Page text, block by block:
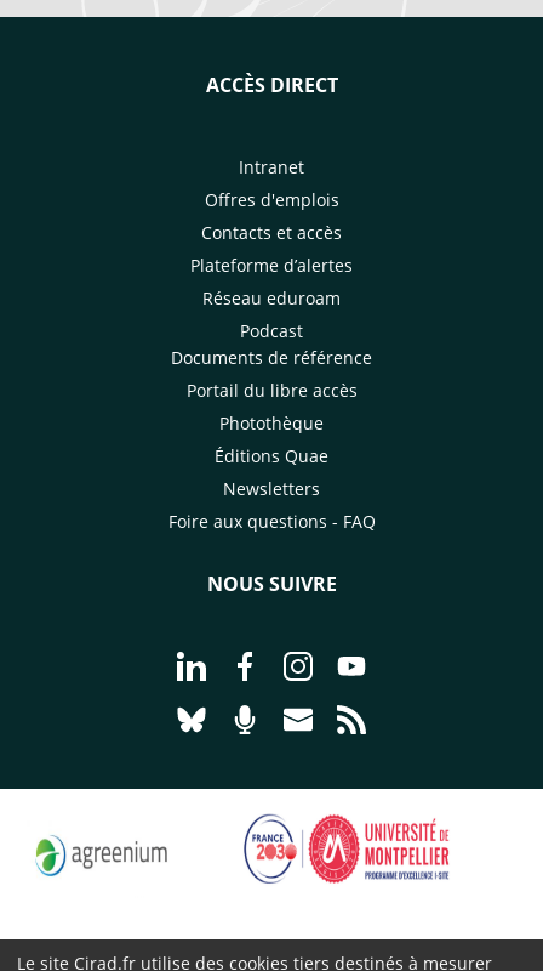
ACCÈS DIRECT
Intranet
Offres d'emplois
Contacts et accès
Plateforme d’alertes
Réseau eduroam
Podcast
Documents de référence
Portail du libre accès
Photothèque
Éditions Quae
Newsletters
Foire aux questions - FAQ
NOUS SUIVRE
Aller à la page Nous suivre sur
Aller à la page Nous suivre sur
Aller à la page Nous
Aller à la page
Aller à la page Nous suivre sur
Aller à la page Nourrir le
Aller à la page Nous
Le site Cirad.fr utilise des cookies tiers destinés à mesurer